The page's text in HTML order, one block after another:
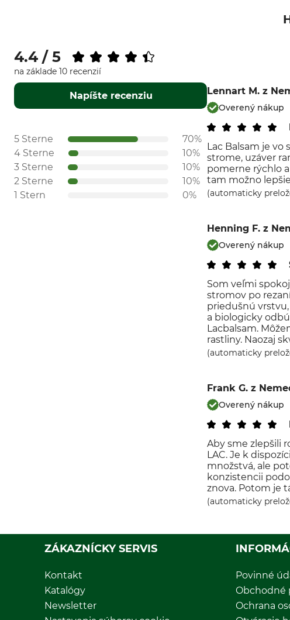
4.4 / 5
na základe 10 recenzií
Napíšte recenziu
5 Sterne
70%
4 Sterne
10%
3 Sterne
10%
2 Sterne
10%
1 Stern
0%
Lennart M. z
Overený nákup
Lac Balsam je
strome, uzáver
pomerne rýchlo
tam možno
(automaticky
Henning F. z
Overený nákup
Som veľmi
stromov po
priedušnú
a biologicky
Lacbalsam.
rastliny. Naozaj
(automaticky
Frank G. z
Overený nákup
Aby sme zlepšili
LAC. Je k
množstvá, ale
konzistencii
znova. Potom je
(automaticky
ZÁKAZNÍCKY SERVIS
Kontakt
Katalógy
Newsletter
Povinné
Obchodné
Ochrana